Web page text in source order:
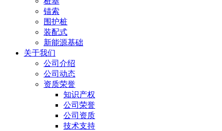
锚索
围护桩
装配式
新能源基础
关于我们
公司介绍
公司动态
资质荣誉
知识产权
公司荣誉
公司资质
技术支持